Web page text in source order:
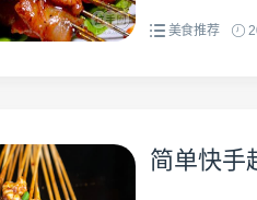
美食推荐
简单快手